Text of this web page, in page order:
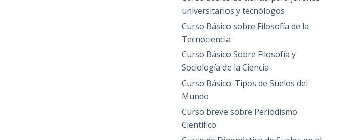
universitarios y tecnólogos
Curso Básico sobre Filosofía de la
Tecnociencia
Curso Básico Sobre Filosofía y
Sociología de la Ciencia
Curso Básico: Tipos de Suelos del
Mundo
Curso breve sobre Periodismo
Científico